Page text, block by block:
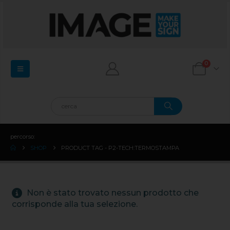
0
percorso:
SHOP
PRODUCT TAG - P2-TECH:TERMOSTAMPA
Non è stato trovato nessun prodotto che
corrisponde alla tua selezione.